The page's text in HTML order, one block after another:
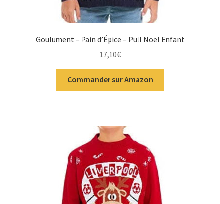
Goulument – Pain d’Épice – Pull Noël Enfant
17,10€
Commander sur Amazon